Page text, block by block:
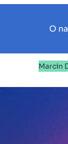
O
Marcin